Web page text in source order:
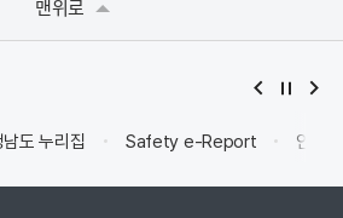
탄천면 복지관 주차장
의당문화마을 주차장
맨위로
도 누리집 Safety e-Report 안전